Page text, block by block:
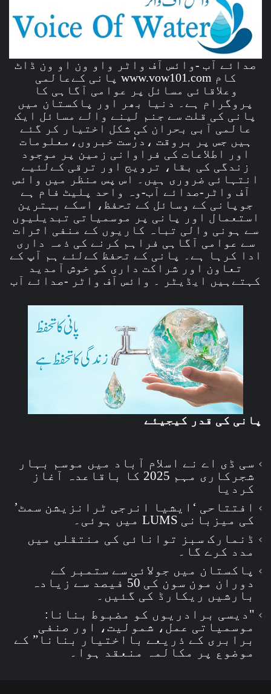
صدائے آب -وائس آف واٹر واو ون او ون ڈاٹ
کام www.vow101.com پانی کےعالمی
وعلاقائی مسائل پر عوامی آگاہی کا
پروگرام ہے۔ دنیا بھر اور پاکستان میں
پانی کی قلت سے جنم لینے والے مسائل ایک
عالمی آبی بحران کی شکل اختیار کر گئے
ہیں جس پر بروقت ،درُست خبروں،معلومات
اور اطلاعات کی فراوانی زمین پر موجود
زندگی کی بقا، ترویج اور ترقی کےلئیے
انتہائی ضروری ہیں۔ اس پس منظر میں وائس
آف واٹر-صدائے آب-وہ واحد پلیٹ فام ہے
جوپانی کے وسائل کے تحفظ، اسکے بہترین
استعمال اور پانی پر موسمیاتی تبدیلیوں
سے ہونی والی تباہ کاریوں کے منفی اثرات
سے عوامی آگاہی فراہم کرنے کی ذمہ داری
ادا کرہا ہے۔ پانی کے تحفظ کےلئے ہم آپ کے
تعاون اور شراکت داری کو خوش آمدید
کہتےہیں ایڈیٹر ۔ وائس آف واٹر -صدائے آب
پانی کی قدر کیجیئے
سی ڈی اے نے اسلام آباد میں موسم بہار
شجرکاری مہم 2025 کا باقاعدہ آغاز
کردیا
افتتاحی ‘ایشیا انرجی ٹرانزیشن سمٹ’
کی میزبانی LUMS میں ہوئی۔
ڈنمارک سبز توانائی کی منتقلی میں
مدد کرے گا۔
پاکستان میں جولائی سے ستمبر کے
دوران مون سون کی 50 فیصد سے زیادہ
بارشیں ریکارڈ کی گئیں۔
"دیسی برادریوں کو مضبوط بنانا:
موسمیاتی عمل، شمولیت، اور صنفی
برابری کے ذریعے بااختیار بنانا” کے
موضوع پر مکالمہ منعقد ہوا۔